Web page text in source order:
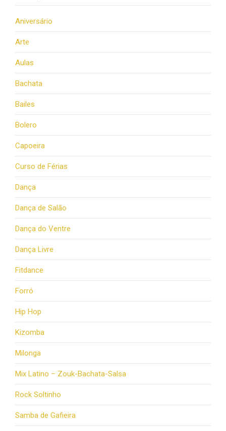
Aniversário
Arte
Aulas
Bachata
Bailes
Bolero
Capoeira
Curso de Férias
Dança
Dança de Salão
Dança do Ventre
Dança Livre
Fitdance
Forró
Hip Hop
Kizomba
Milonga
Mix Latino – Zouk-Bachata-Salsa
Rock Soltinho
Samba de Gafieira